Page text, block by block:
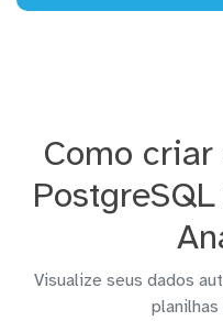
Como
Visualize seus dados